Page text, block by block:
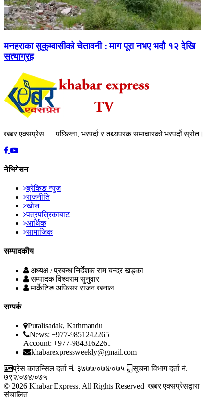
मनहराका सुकुम्वासीको चेतावनी : माग पूरा नभए भदौ १२ देखि
सत्याग्रह
खबर एक्सप्रेस — पछिल्ला, भरपर्दा र तथ्यपरक समाचारको भरपर्दो स्रोत।
नेभिगेसन
ब्रेकिङ न्युज
राजनीति
खोज
पत्रपत्रिकाबाट
आर्थिक
सामाजिक
सम्पादकीय
अध्यक्ष / प्रबन्ध निर्देशक राम चन्द्र खड्का
सम्पादक विश्वराम सुनुवार
मार्केटिङ अफिसर राजन खनाल
सम्पर्क
Putalisadak, Kathmandu
News: +977-9851242265
Account: +977-9843162261
khabarexpressweekly@gmail.com
प्रेस काउन्सिल दर्ता नं. ३७७७/०७४/०७५
सूचना विभाग दर्ता नं.
७९२/०७४/०७५
© 2026 Khabar Express. All Rights Reserved. खबर एक्सप्रेसद्वारा
संचालित